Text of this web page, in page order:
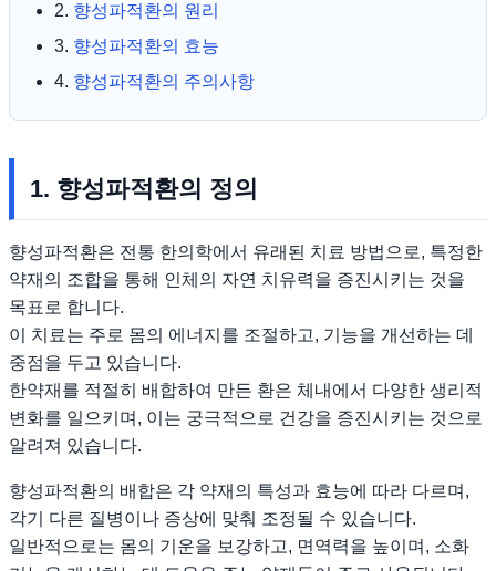
2. 향성파적환의 원리
3. 향성파적환의 효능
4. 향성파적환의 주의사항
1. 향성파적환의 정의
향성파적환은 전통 한의학에서 유래된 치료 방법으로, 특정한
약재의 조합을 통해 인체의 자연 치유력을 증진시키는 것을
목표로 합니다.
이 치료는 주로 몸의 에너지를 조절하고, 기능을 개선하는 데
중점을 두고 있습니다.
한약재를 적절히 배합하여 만든 환은 체내에서 다양한 생리적
변화를 일으키며, 이는 궁극적으로 건강을 증진시키는 것으로
알려져 있습니다.
향성파적환의 배합은 각 약재의 특성과 효능에 따라 다르며,
각기 다른 질병이나 증상에 맞춰 조정될 수 있습니다.
일반적으로는 몸의 기운을 보강하고, 면역력을 높이며, 소화